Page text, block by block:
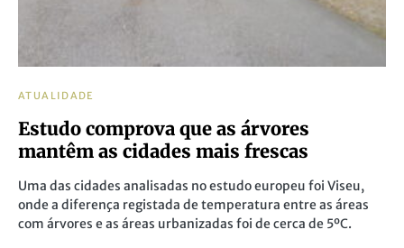
ATUALIDADE
Estudo comprova que as árvores
mantêm as cidades mais frescas
Uma das cidades analisadas no estudo europeu foi Viseu,
onde a diferença registada de temperatura entre as áreas
com árvores e as áreas urbanizadas foi de cerca de 5ºC.